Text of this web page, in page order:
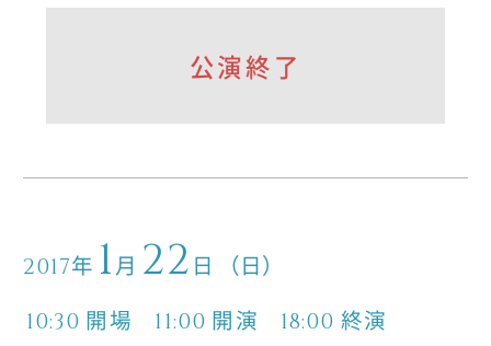
公演終了
2017年 1月 22 日 （日）
10:30 開場 11:00 開演 18:00 終演